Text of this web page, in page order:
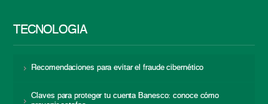
TECNOLOGÍA
Recomendaciones para evitar el fraude cibernético
Claves para proteger tu cuenta Banesco: conoce cómo